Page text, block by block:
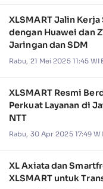
XLSMART Jalin
dengan Huawei dan
Jaringan dan SDM
Rabu, 21 Mei 2025 11:45
XLSMART Resmi
Perkuat Layanan di
NTT
Rabu, 30 Apr 2025 17:49
XL Axiata dan
XLSMART untuk